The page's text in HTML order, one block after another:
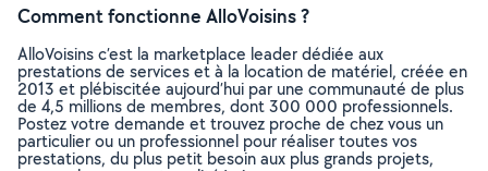
Comment fonctionne AlloVoisins ?
AlloVoisins c’est la marketplace leader dédiée aux
prestations de services et à la location de matériel, créée en
2013 et plébiscitée aujourd’hui par une communauté de plus
de 4,5 millions de membres, dont 300 000 professionnels.
Postez votre demande et trouvez proche de chez vous un
particulier ou un professionnel pour réaliser toutes vos
prestations, du plus petit besoin aux plus grands projets,